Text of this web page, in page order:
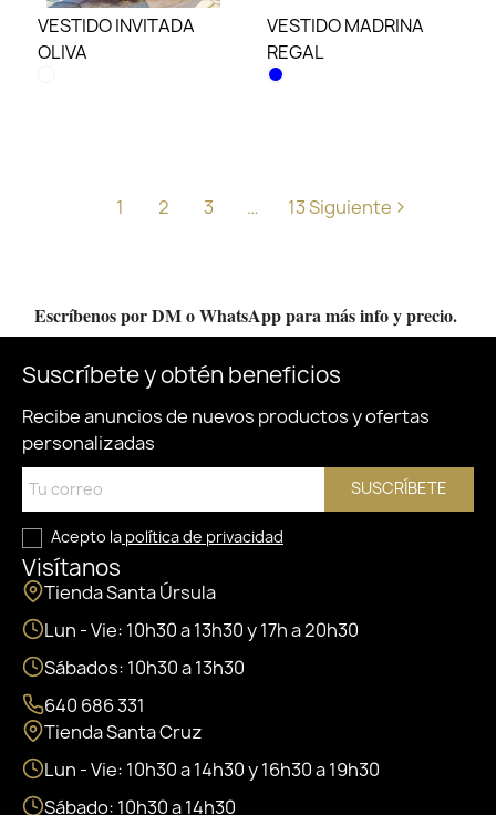
VESTIDO INVITADA
OLIVA
VESTIDO MADRINA
REGAL
1 2 3 … 13Siguiente
Escríbenos por DM o WhatsApp para más info y precio.
Suscríbete y obtén beneficios
Recibe anuncios de nuevos productos y ofertas
personalizadas
SUSCRÍBETE
Acepto la política de privacidad
Visítanos
Tienda Santa Úrsula
Lun - Vie: 10h30 a 13h30 y 17h a 20h30
Sábados: 10h30 a 13h30
640 686 331
Tienda Santa Cruz
Lun - Vie: 10h30 a 14h30 y 16h30 a 19h30
Sábado: 10h30 a 14h30